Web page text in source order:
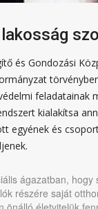
és Gondozási
feladatainak
kialakítsa
egyének és
ágazatban,
részére saját